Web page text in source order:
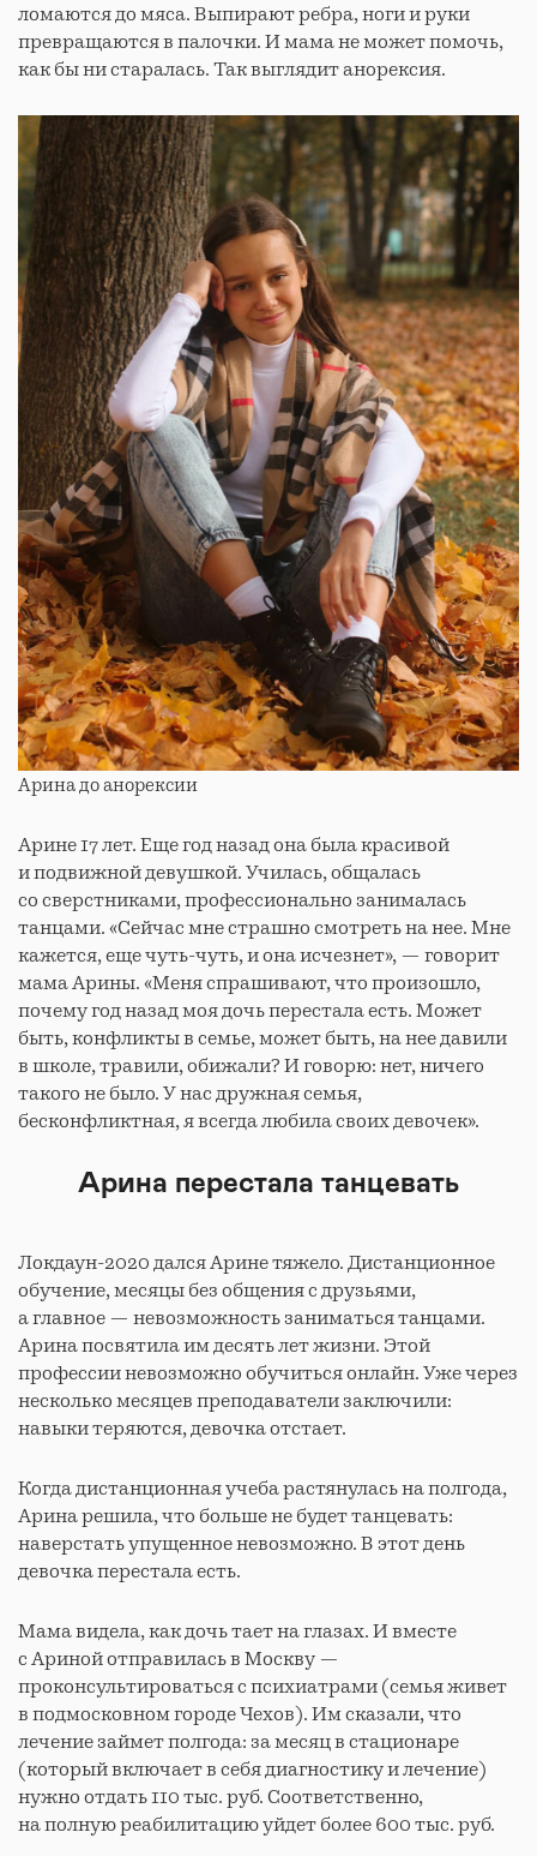
ломаются до мяса. Выпирают ребра, ноги и руки
превращаются в палочки. И мама не может помочь,
как бы ни старалась. Так выглядит анорексия.
Арина до анорексии
Арине 17 лет. Еще год назад она была красивой
и подвижной девушкой. Училась, общалась
со сверстниками, профессионально занималась
танцами. «Сейчас мне страшно смотреть на нее. Мне
кажется, еще чуть-чуть, и она исчезнет», — говорит
мама Арины. «Меня спрашивают, что произошло,
почему год назад моя дочь перестала есть. Может
быть, конфликты в семье, может быть, на нее давили
в школе, травили, обижали? И говорю: нет, ничего
такого не было. У нас дружная семья,
бесконфликтная, я всегда любила своих девочек».
Арина перестала танцевать
Локдаун-2020 дался Арине тяжело. Дистанционное
обучение, месяцы без общения с друзьями,
а главное — невозможность заниматься танцами.
Арина посвятила им десять лет жизни. Этой
профессии невозможно обучиться онлайн. Уже через
несколько месяцев преподаватели заключили:
навыки теряются, девочка отстает.
Когда дистанционная учеба растянулась на полгода,
Арина решила, что больше не будет танцевать:
наверстать упущенное невозможно. В этот день
девочка перестала есть.
Мама видела, как дочь тает на глазах. И вместе
с Ариной отправилась в Москву —
проконсультироваться с психиатрами (семья живет
в подмосковном городе Чехов). Им сказали, что
лечение займет полгода: за месяц в стационаре
(который включает в себя диагностику и лечение)
нужно отдать 110 тыс. руб. Соответственно,
на полную реабилитацию уйдет более 600 тыс. руб.